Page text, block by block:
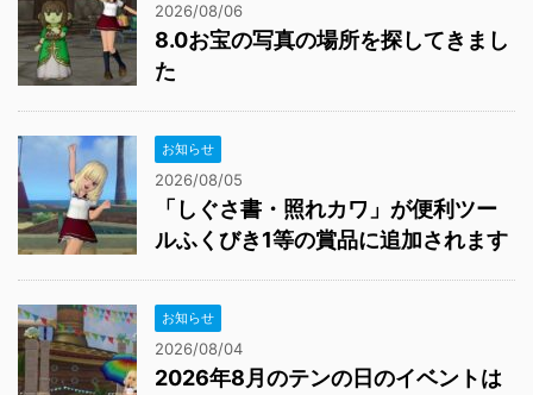
2026/08/06
8.0お宝の写真の場所を探してきまし
た
お知らせ
2026/08/05
「しぐさ書・照れカワ」が便利ツー
ルふくびき1等の賞品に追加されます
お知らせ
2026/08/04
2026年8月のテンの日のイベントは